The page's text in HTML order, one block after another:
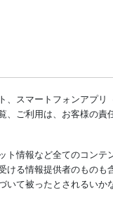
スマートフォンアプ
ご利用は、お客様の責
情報など全てのコン
る情報提供者のもの
て被ったとされるいか